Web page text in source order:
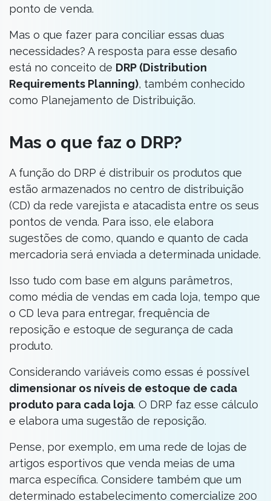
ponto de venda.
Mas o que fazer para conciliar essas duas
necessidades? A resposta para esse desafio
está no conceito de DRP (Distribution
Requirements Planning), também conhecido
como Planejamento de Distribuição.
Mas o que faz o DRP?
A função do DRP é distribuir os produtos que
estão armazenados no centro de distribuição
(CD) da rede varejista e atacadista entre os seus
pontos de venda. Para isso, ele elabora
sugestões de como, quando e quanto de cada
mercadoria será enviada a determinada unidade.
Isso tudo com base em alguns parâmetros,
como média de vendas em cada loja, tempo que
o CD leva para entregar, frequência de
reposição e estoque de segurança de cada
produto.
Considerando variáveis como essas é possível
dimensionar os níveis de estoque de cada
produto para cada loja. O DRP faz esse cálculo
e elabora uma sugestão de reposição.
Pense, por exemplo, em uma rede de lojas de
artigos esportivos que venda meias de uma
marca específica. Considere também que um
determinado estabelecimento comercialize 200